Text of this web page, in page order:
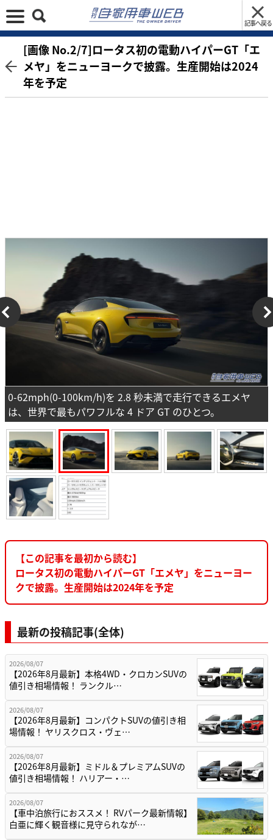
記事へ戻る
[画像 No.2/7]ロータス初の電動ハイパーGT「エ
メヤ」をニューヨークで披露。生産開始は2024
年を予定
0-62mph(0-100km/h)を 2.8 秒未満で走行できるエメヤ
は、世界で最もパワフルな 4 ドア GT のひとつ。
【この記事を最初から読む】
ロータス初の電動ハイパーGT「エメヤ」をニューヨー
クで披露。生産開始は2024年を予定
最新の投稿記事(全体)
2026/08/07
【2026年8月最新】本格4WD・クロカンSUVの
値引き相場情報！ ランクル…
2026/08/07
【2026年8月最新】コンパクトSUVの値引き相
場情報！ ヤリスクロス・ヴェ…
2026/08/07
【2026年8月最新】ミドル＆プレミアムSUVの
値引き相場情報！ ハリアー・…
2026/08/07
【車中泊旅行におススメ！ RVパーク最新情報】
白亜に輝く観音様に見守られなが…